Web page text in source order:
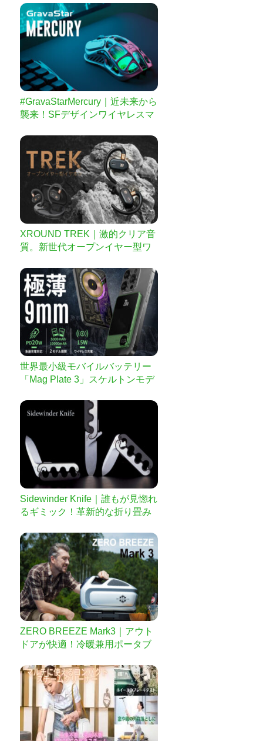
#GravaStarMercury｜近未来から
襲来！SFデザインワイヤレスマ
XROUND TREK｜激的クリア音
質。新世代オープンイヤー型ワ
世界最小級モバイルバッテリー
「Mag Plate 3」スケルトンモデ
Sidewinder Knife｜誰もが見惚れ
るギミック！革新的な折り畳み
ZERO BREEZE Mark3｜アウト
ドアが快適！冷暖兼用ポータブ